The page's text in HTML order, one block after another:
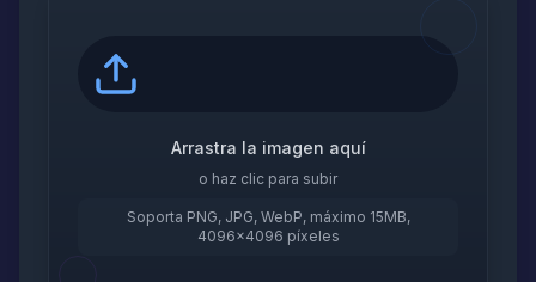
Arrastra la imagen aquí
o haz clic para subir
Soporta PNG, JPG, WebP, máximo 15MB,
4096×4096 píxeles